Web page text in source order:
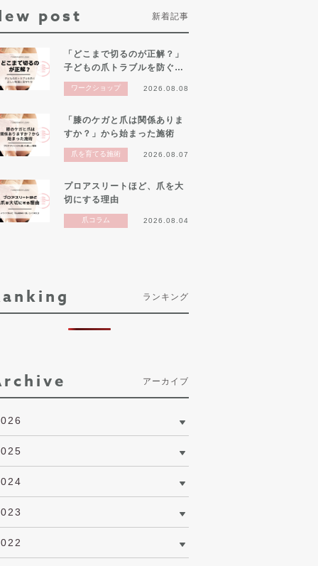
post 新着記事
「どこまで切るのが正解？」
子どもの爪トラブルを防ぐ…
ワークショップ 2026.08.08
「膝のケガと爪は関係ありま
すか？」から始まった施術
爪を育てる施術 2026.08.07
プロアスリートほど、爪を大
切にする理由
爪コラム 2026.08.04
ランキング
アーカイブ